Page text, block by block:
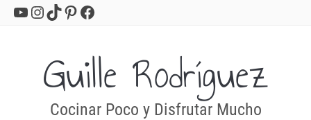
YouTube
Instagram
TikTok
Pinterest
Facebook
Guille Rodríguez
Cocinar Poco y Disfrutar Mucho